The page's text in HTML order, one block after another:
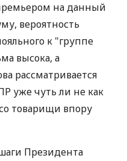
на данный
вероятность
к "группе
высока, а
рассматривается
уже чуть ли не как
товарищи впору
Президента